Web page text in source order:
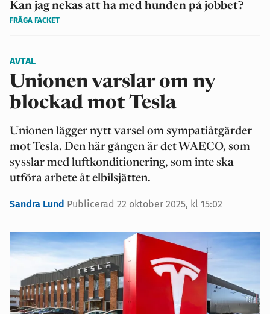
Kan jag nekas att ha med hunden på jobbet?
FRÅGA FACKET
AVTAL
Unionen varslar om ny
blockad mot Tesla
Unionen lägger nytt varsel om sympatiåtgärder
mot Tesla. Den här gången är det WAECO, som
sysslar med luftkonditionering, som inte ska
utföra arbete åt elbilsjätten.
Sandra Lund Publicerad 22 oktober 2025, kl 15:02